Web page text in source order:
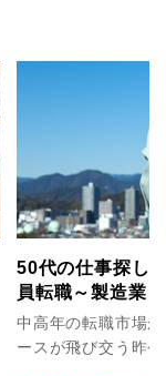
50代の仕事探し
員転職～製造業
編～
中高年の転職市場
ースが飛び交う昨